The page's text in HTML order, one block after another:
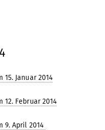
Januar 2014
Februar 2014
9. April 2014